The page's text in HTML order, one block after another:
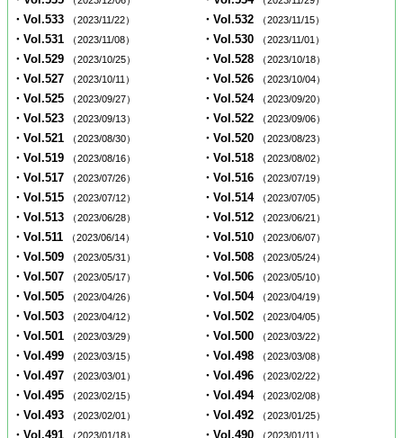
・Vol.533 （2023/11/22） ・Vol.532 （2023/11/15）
・Vol.531 （2023/11/08） ・Vol.530 （2023/11/01）
・Vol.529 （2023/10/25） ・Vol.528 （2023/10/18）
・Vol.527 （2023/10/11） ・Vol.526 （2023/10/04）
・Vol.525 （2023/09/27） ・Vol.524 （2023/09/20）
・Vol.523 （2023/09/13） ・Vol.522 （2023/09/06）
・Vol.521 （2023/08/30） ・Vol.520 （2023/08/23）
・Vol.519 （2023/08/16） ・Vol.518 （2023/08/02）
・Vol.517 （2023/07/26） ・Vol.516 （2023/07/19）
・Vol.515 （2023/07/12） ・Vol.514 （2023/07/05）
・Vol.513 （2023/06/28） ・Vol.512 （2023/06/21）
・Vol.511 （2023/06/14） ・Vol.510 （2023/06/07）
・Vol.509 （2023/05/31） ・Vol.508 （2023/05/24）
・Vol.507 （2023/05/17） ・Vol.506 （2023/05/10）
・Vol.505 （2023/04/26） ・Vol.504 （2023/04/19）
・Vol.503 （2023/04/12） ・Vol.502 （2023/04/05）
・Vol.501 （2023/03/29） ・Vol.500 （2023/03/22）
・Vol.499 （2023/03/15） ・Vol.498 （2023/03/08）
・Vol.497 （2023/03/01） ・Vol.496 （2023/02/22）
・Vol.495 （2023/02/15） ・Vol.494 （2023/02/08）
・Vol.493 （2023/02/01） ・Vol.492 （2023/01/25）
・Vol.491 （2023/01/18） ・Vol.490 （2023/01/11）